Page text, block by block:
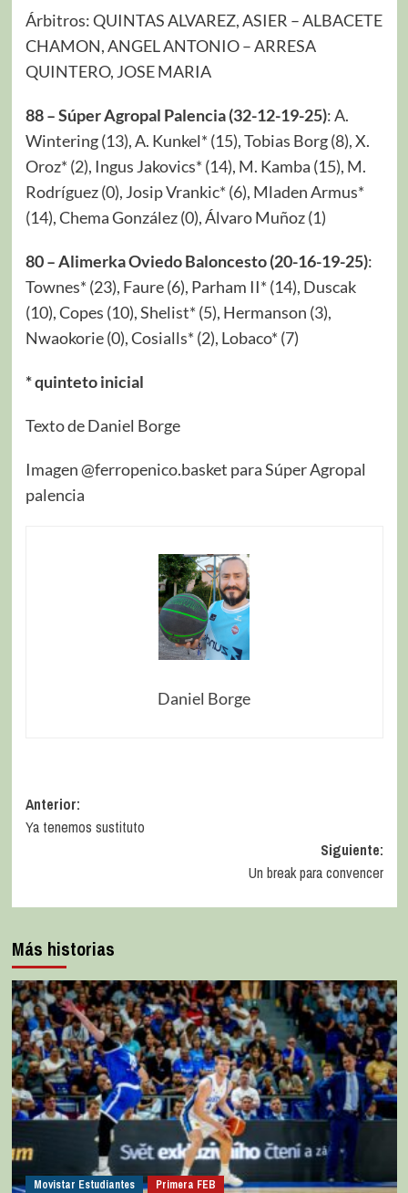
Árbitros: QUINTAS ALVAREZ, ASIER – ALBACETE
CHAMON, ANGEL ANTONIO – ARRESA
QUINTERO, JOSE MARIA
88 – Súper Agropal Palencia (32-12-19-25): A.
Wintering (13), A. Kunkel* (15), Tobias Borg (8), X.
Oroz* (2), Ingus Jakovics* (14), M. Kamba (15), M.
Rodríguez (0), Josip Vrankic* (6), Mladen Armus*
(14), Chema González (0), Álvaro Muñoz (1)
80 – Alimerka Oviedo Baloncesto (20-16-19-25):
Townes* (23), Faure (6), Parham II* (14), Duscak
(10), Copes (10), Shelist* (5), Hermanson (3),
Nwaokorie (0), Cosialls* (2), Lobaco* (7)
* quinteto inicial
Texto de Daniel Borge
Imagen @ferropenico.basket para Súper Agropal
palencia
Daniel Borge
Anterior:
Ya tenemos sustituto
Siguiente:
Un break para convencer
Más historias
Movistar Estudiantes Primera FEB